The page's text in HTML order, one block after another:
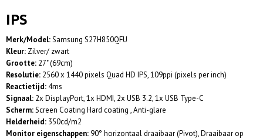
IPS
Merk/Model:Samsung S27H850QFU
Kleur: Zilver/ zwart
Grootte: 27" (69cm)
Resolutie: 2560 x 1440 pixels Quad HD IPS, 109ppi (pixels per inch)
Reactietijd: 4ms
Signaal: 2x DisplayPort, 1x HDMI, 2x USB 3.2, 1x USB Type-C
Scherm:Screen Coating Hard coating , Anti-glare
Helderheid: 350cd/m2
Monitor eigenschappen: 90° horizontaal draaibaar (Pivot), Draaibaar op